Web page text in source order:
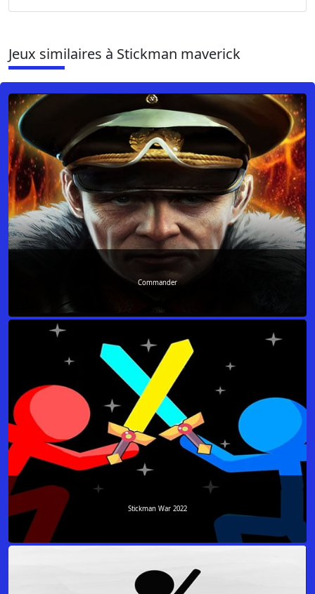
Jeux similaires à Stickman maverick
Commander
Stickman War 2022